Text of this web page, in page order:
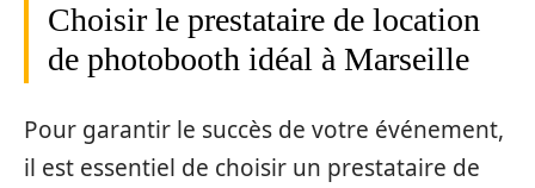
Choisir le prestataire de location
de photobooth idéal à Marseille
Pour garantir le succès de votre événement,
il est essentiel de choisir un prestataire de